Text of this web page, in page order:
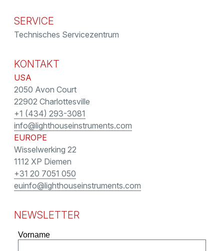
SERVICE
Technisches Servicezentrum
KONTAKT
USA
2050 Avon Court
22902 Charlottesville
+1 (434) 293-3081
info@lighthouseinstruments.com
EUROPE
Wisselwerking 22
1112 XP Diemen
+31 20 7051 050
euinfo@lighthouseinstruments.com
NEWSLETTER